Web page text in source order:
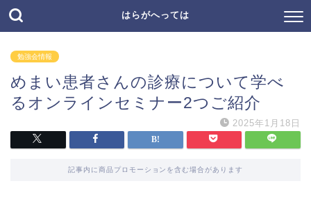
はらがへっては
勉強会情報
めまい患者さんの診療について学べ
るオンラインセミナー2つご紹介
2025年1月18日
記事内に商品プロモーションを含む場合があります